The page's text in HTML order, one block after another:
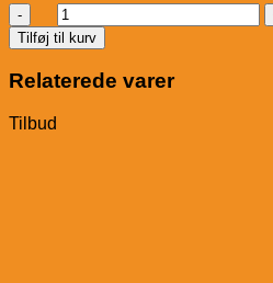
WAHL
Barberhoved
Magic
0,7-
3
-
Tilføj til kurv
Relaterede varer
Tilbud